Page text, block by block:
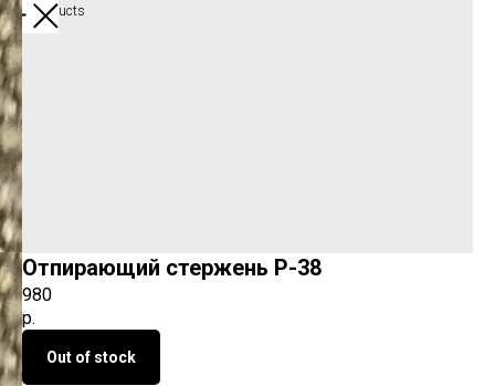
More products
Отпирающий стержень Р-38
980
р.
Out of stock